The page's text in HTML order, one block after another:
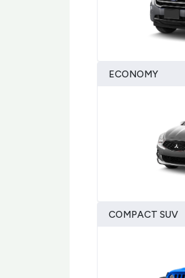
ECONOMY
COMPACT SUV